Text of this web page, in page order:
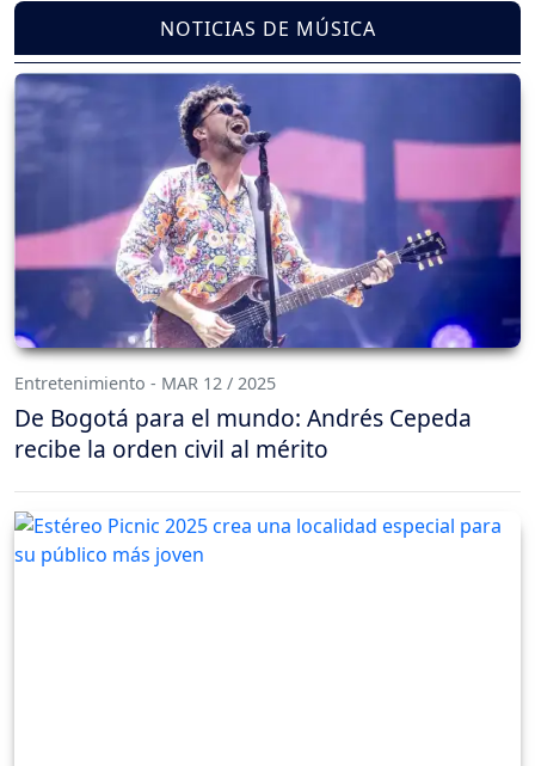
NOTICIAS DE MÚSICA
Entretenimiento - MAR 12 / 2025
De Bogotá para el mundo: Andrés Cepeda
recibe la orden civil al mérito